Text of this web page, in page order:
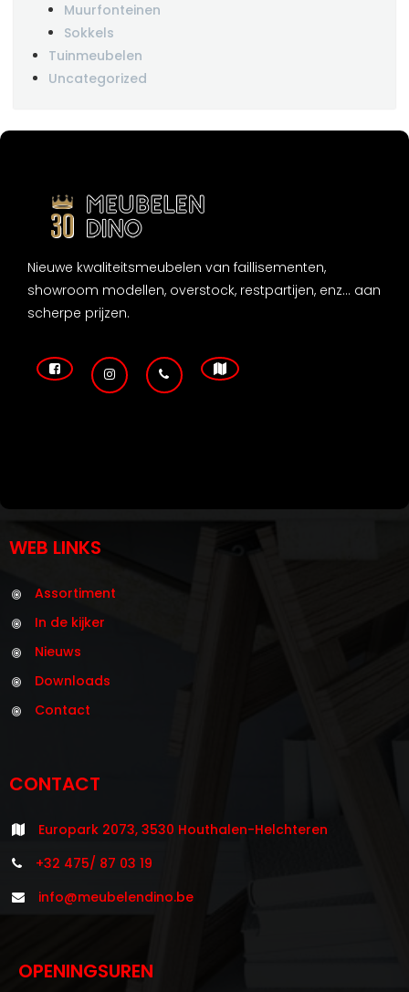
Muurfonteinen
Sokkels
Tuinmeubelen
Uncategorized
Nieuwe kwaliteitsmeubelen van faillisementen,
showroom modellen, overstock, restpartijen, enz... aan
scherpe prijzen.
WEB LINKS
Assortiment
In de kijker
Nieuws
Downloads
Contact
CONTACT
Europark 2073, 3530 Houthalen-Helchteren
+32 475/ 87 03 19
info@meubelendino.be
OPENINGSUREN